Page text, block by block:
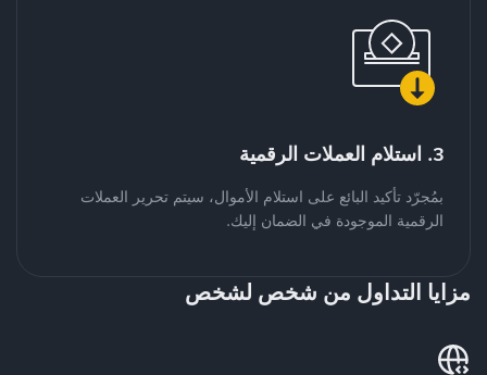
3. استلام العملات الرقمية
بمُجرّد تأكيد البائع على استلام الأموال، سيتم تحرير العملات
الرقمية الموجودة في الضمان إليك.
مزايا التداول من شخص لشخص